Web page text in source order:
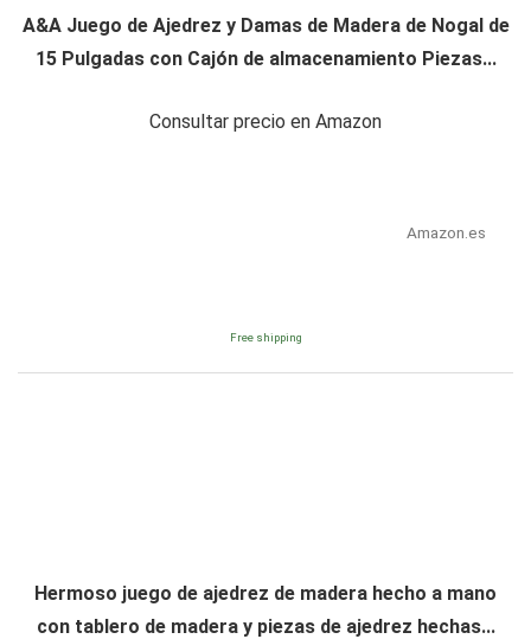
A&A Juego de Ajedrez y Damas de Madera de Nogal de
15 Pulgadas con Cajón de almacenamiento Piezas...
Consultar precio en Amazon
Amazon.es
Free shipping
Hermoso juego de ajedrez de madera hecho a mano
con tablero de madera y piezas de ajedrez hechas...